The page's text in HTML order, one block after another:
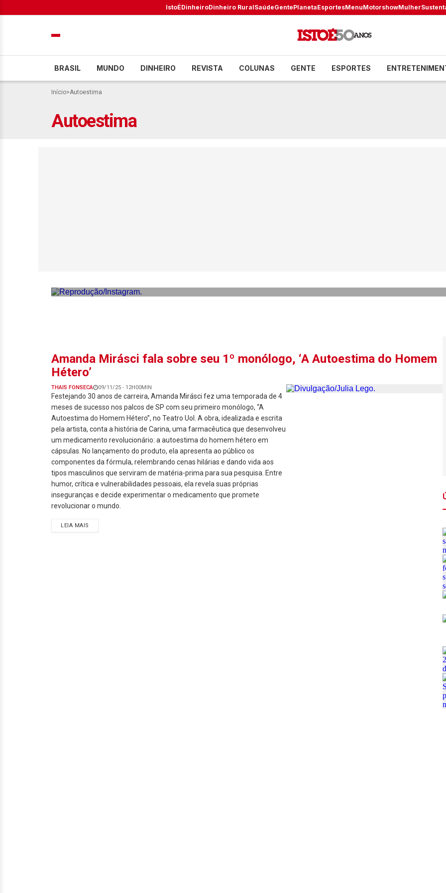
IstoÉDinheiroDinheiro RuralSaúdeGentePlanetaEsportesMenuMotorshowMulher
BRASIL MUNDO DINHEIRO REVISTA COLUNAS GENTE ESPORTES
Início>Autoestima
Autoestima
Amanda Mirásci fala sobre seu 1º monólogo, ‘A Autoestima do Homem
Hétero’
THAIS FONSECA 09/11/25 - 12H00MIN
Festejando 30 anos de carreira, Amanda Mirásci fez uma temporada de 4
meses de sucesso nos palcos de SP com seu primeiro monólogo, “A
Autoestima do Homem Hétero”, no Teatro Uol. A obra, idealizada e escrita
pela artista, conta a história de Carina, uma farmacêutica que desenvolveu
um medicamento revolucionário: a autoestima do homem hétero em
cápsulas. No lançamento do produto, ela apresenta ao público os
componentes da fórmula, relembrando cenas hilárias e dando vida aos
tipos masculinos que serviram de matéria-prima para sua pesquisa. Entre
humor, crítica e vulnerabilidades pessoais, ela revela suas próprias
inseguranças e decide experimentar o medicamento que promete
revolucionar o mundo.
LEIA MAIS